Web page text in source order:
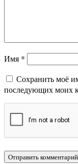
Имя *
Сохранить моё
последующих моих